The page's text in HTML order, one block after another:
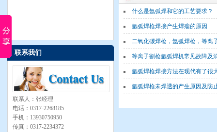
联系我们
联系人：张经理
电话：0317-2268185
手机：13930750950
传真：0317-2234372
什么是氩弧焊和它的工艺要求？
氩弧焊枪焊接产生焊瘤的原因
二氧化碳焊枪，氩弧焊枪，等离
等离子割枪氩弧焊机常见故障及
氩弧焊枪焊接方法在现代有了很
氩弧焊枪未焊透的产生原因及防